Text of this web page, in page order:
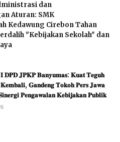
dan
Aturan: SMK
Kedawung Cirebon Tahan
"Kebijakan Sekolah" dan
𝐃𝐏𝐃 𝐉𝐏𝐊𝐏 𝐁𝐚𝐧𝐲𝐮𝐦𝐚𝐬: 𝐊𝐮𝐚𝐭 𝐓𝐞𝐠𝐮𝐡
𝐊𝐞𝐦𝐛𝐚𝐥𝐢, 𝐆𝐚𝐧𝐝𝐞𝐧𝐠 𝐓𝐨𝐤𝐨𝐡 𝐏𝐞𝐫𝐬 𝐉𝐚𝐰𝐚
𝐏𝐞𝐧𝐠𝐚𝐰𝐚𝐥𝐚𝐧 𝐊𝐞𝐛𝐢𝐣𝐚𝐤𝐚𝐧 𝐏𝐮𝐛𝐥𝐢𝐤